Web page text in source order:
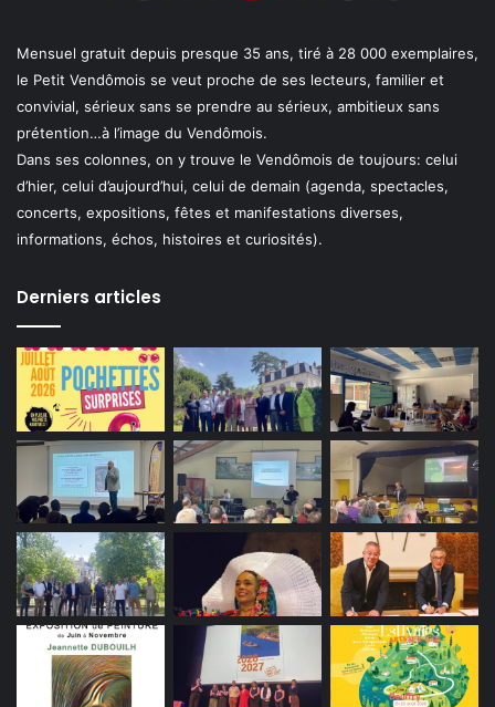
Mensuel gratuit depuis presque 35 ans, tiré à 28 000 exemplaires,
le Petit Vendômois se veut proche de ses lecteurs, familier et
convivial, sérieux sans se prendre au sérieux, ambitieux sans
prétention…à l’image du Vendômois.
Dans ses colonnes, on y trouve le Vendômois de toujours: celui
d’hier, celui d’aujourd’hui, celui de demain (agenda, spectacles,
concerts, expositions, fêtes et manifestations diverses,
informations, échos, histoires et curiosités).
Derniers articles